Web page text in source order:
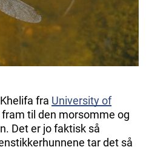
fra University of
til den morsomme og
Det er jo faktisk så
tar det så